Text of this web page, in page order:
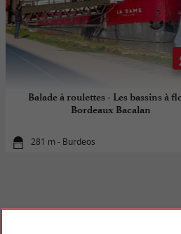
Balade à roulettes - Les bassins à
Bordeaux Bacalan
281 m - Burdeos